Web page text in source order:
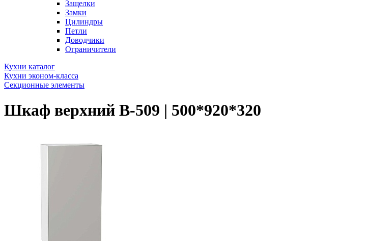
Защелки
Замки
Цилиндры
Петли
Доводчики
Ограничители
Кухни каталог
Кухни эконом-класса
Секционные элементы
Шкаф верхний В-509 | 500*920*320